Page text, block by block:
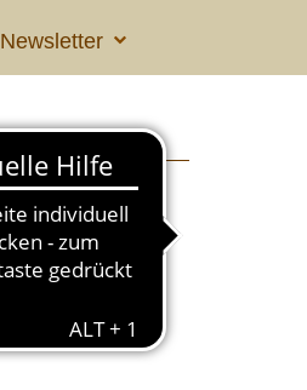
Newsletter